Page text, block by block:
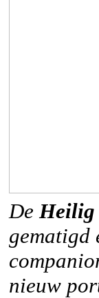
De
gematigd
nieuw